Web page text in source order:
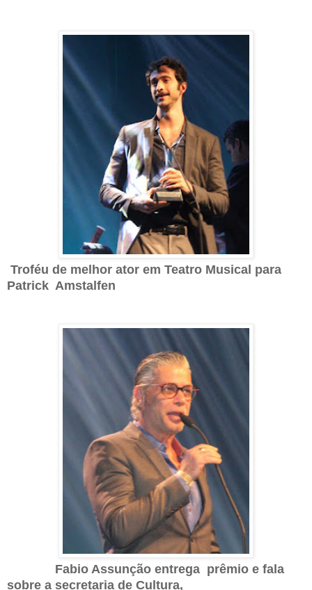
Troféu de melhor ator em Teatro Musical para
Patrick Amstalfen
Fabio Assunção entrega prêmio e fala
sobre a secretaria de Cultura,